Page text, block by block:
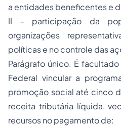
a entidades beneficentes e
II - participação da
organizações
políticas e no controle das
Parágrafo único. É
Federal vincular a
promoção social até cinco
receita tributária líquida,
recursos no pagamento de: